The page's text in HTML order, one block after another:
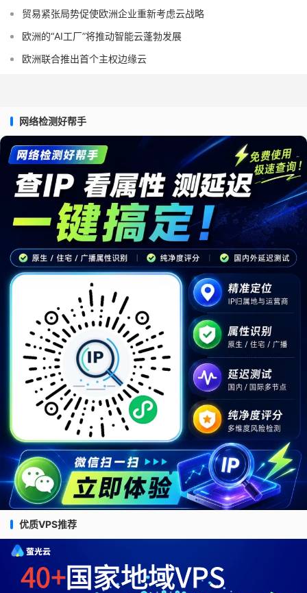
贸易紧张局势促使欧洲企业重新考虑云战略
欧洲的“AI工厂”将推动智能云蓬勃发展
欧洲联合推出首个主权边缘云
网络检测好帮手
优质VPS推荐